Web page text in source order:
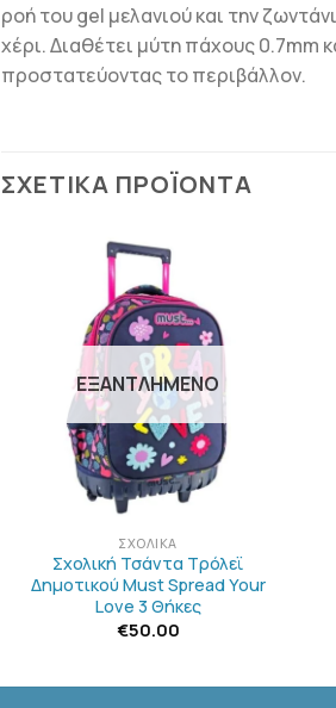
ροή του gel μελανιού και την
χέρι. Διαθέτει μύτη πάχους 0.7mm
προστατεύοντας το περιβάλλον.
ΣΧΕΤΙΚΆ ΠΡΟΪΌΝΤΑ
ΣΤΗΝ
ΛΊΣΤΑ
ΕΠΙΘΥΜΙΏΝ
ΕΞΑΝΤΛΗΜΈΝΟ
ΣΧΟΛΙΚΆ
Σχολική Τσάντα Τρόλεϊ
Δημοτικού Must Spread Your
Love 3 Θήκες
€50.00